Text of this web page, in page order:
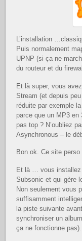
L’installation
Puis normalement
UPNP (si ça ne
du routeur et du
Et là super, vous
Stream (et depuis
réduite par exemple
parce que un MP3 en
pas top ? N’oubliez
Asynchronous – le
Bon ok. Ce site perso
Et là … vous installez
Subsonic et qui gère
Non seulement vous
suffisamment
la piste suivante
synchroniser un
ça ne fonctionne pas).